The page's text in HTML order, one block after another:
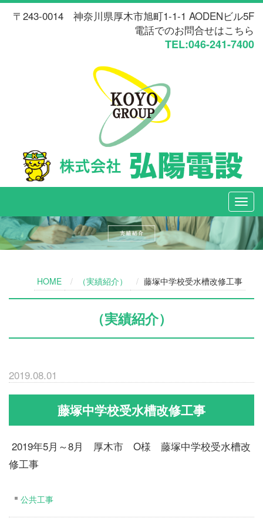
〒243-0014 神奈川県厚木市旭町1-1-1 AODENビル5F
電話でのお問合せはこちら
TEL:046-241-7400
HOME （実績紹介） 藤塚中学校受水槽改修工事
（実績紹介）
2019.08.01
藤塚中学校受水槽改修工事
2019年5月～8月 厚木市 O様 藤塚中学校受水槽改
修工事
公共工事